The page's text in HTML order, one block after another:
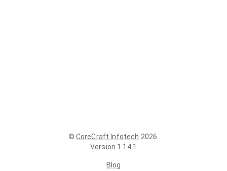
© CoreCraft Infotech 2026
Version 1.14.1
Blog